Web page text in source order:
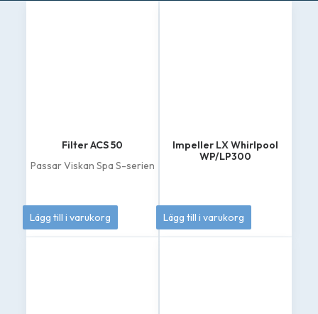
Filter ACS 50
Passar Viskan Spa S-serien
449kr
Lägg till i varukorg
Impeller LX Whirlpool
WP/LP300
349kr
Lägg till i varukorg